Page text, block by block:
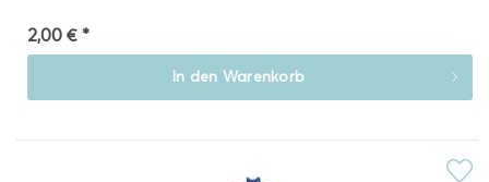
2,00 € *
In den Warenkorb